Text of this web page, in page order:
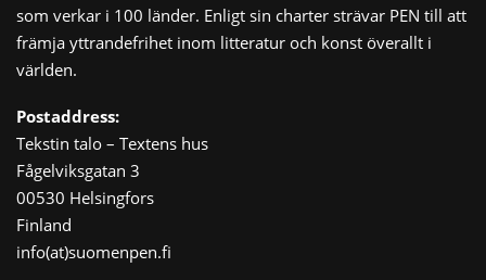
som verkar i 100 länder. Enligt sin charter strävar PEN till att
främja yttrandefrihet inom litteratur och konst överallt i
världen.
Postaddress:
Tekstin talo – Textens hus
Fågelviksgatan 3
00530 Helsingfors
Finland
info(at)suomenpen.fi